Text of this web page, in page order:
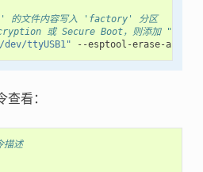
文件内容写入 'factory' 分区
或 Secure Boot，则添加 "--
dev/ttyUSB1" --esptool-erase-args
查看：
描述